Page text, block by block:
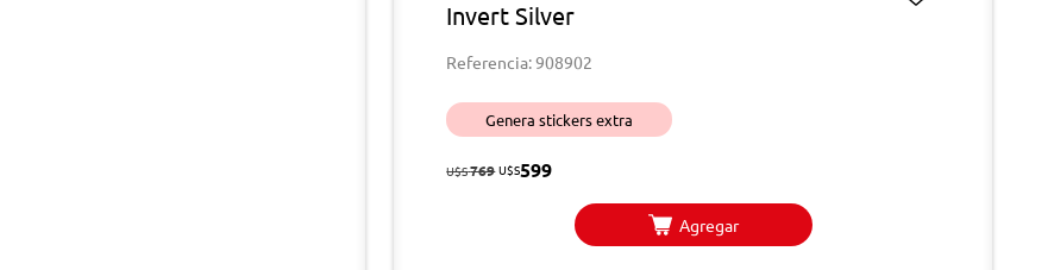
Invert Silver
Referencia: 908902
Genera stickers extra
U$S769 U$S599
Agregar